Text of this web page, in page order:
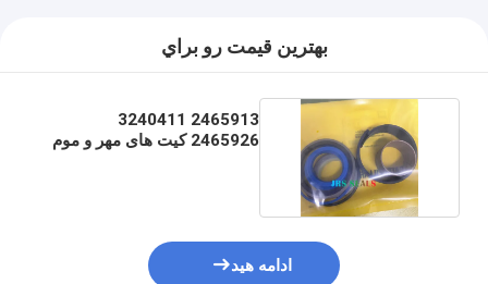
بهترين قيمت رو براي
2465913 3240411
2465926 کیت های مهر و موم
ادامه هید